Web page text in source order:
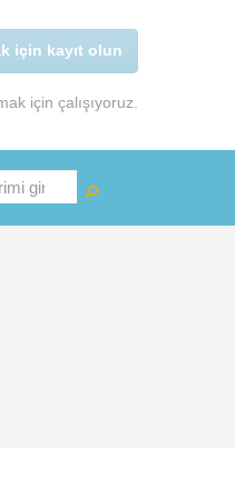
için çalışıyoruz.
için kayıt olun
Ara